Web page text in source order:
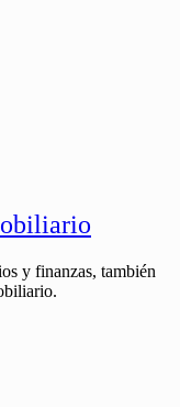
y finanzas, también